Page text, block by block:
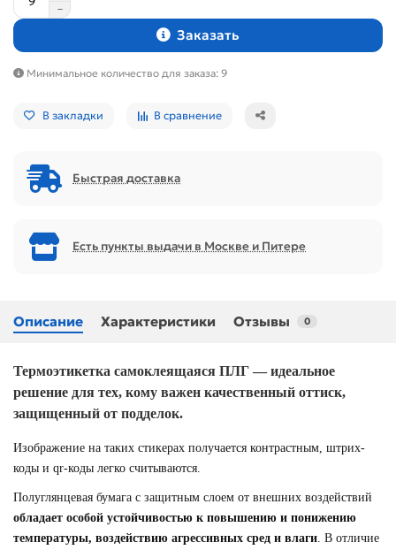
Заказать
Минимальное количество для заказа: 9
В закладки В сравнение
Быстрая доставка
Есть пункты выдачи в Москве и Питере
Описание Характеристики Отзывы 0
Термоэтикетка самоклеящаяся ПЛГ — идеальное
решение для тех, кому важен качественный оттиск,
защищенный от подделок.
Изображение на таких стикерах получается контрастным, штрих-
коды и qr-коды легко считываются.
Полуглянцевая бумага с защитным слоем от внешних воздействий
обладает особой устойчивостью к повышению и понижению
температуры, воздействию агрессивных сред и влаги . В отличие